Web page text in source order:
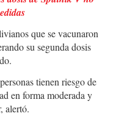
que se vacunaron
su segunda dosis
tienen riesgo de
en forma moderada y
alertó.